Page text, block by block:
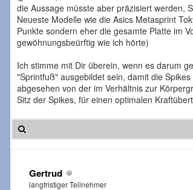
die Aussage müsste aber präzisiert werden,
Neueste Modelle wie die Asics Metasprint
Punkte sondern eher die gesamte Platte im
gewöhnungsbeürftig wie ich hörte)
Ich stimme mit Dir überein, wenn es darum
"Sprintfuß" ausgebildet sein, damit die
abgesehen von der im Verhältnis zur
Sitz der Spikes, für einen optimalen
Gertrud
langfristiger Teilnehmer